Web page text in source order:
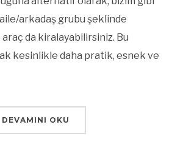
arkadaş grubu şeklinde
araç da kiralayabilirsiniz. Bu
kesinlikle daha pratik, esnek ve
DEVAMINI OKU